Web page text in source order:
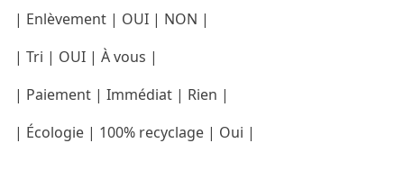
| Enlèvement | OUI | NON |
| Tri | OUI | À vous |
| Paiement | Immédiat | Rien |
| Écologie | 100% recyclage | Oui |